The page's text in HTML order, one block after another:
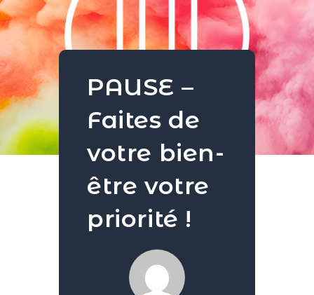
PAUSE –
Faites de
votre bien-
être votre
priorité !